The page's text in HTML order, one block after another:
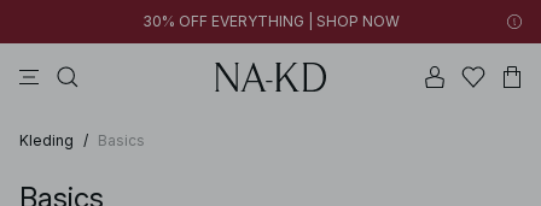
30% OFF EVERYTHING | SHOP NOW
Kleding / Basics
Basics